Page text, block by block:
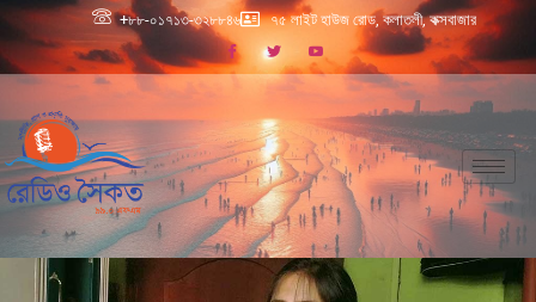
+৮৮-০১৭১৩-৩২৮৮৪৬ ৭৫ লাইট হাউজ রোড, কলাতলী, কক্সবাজার